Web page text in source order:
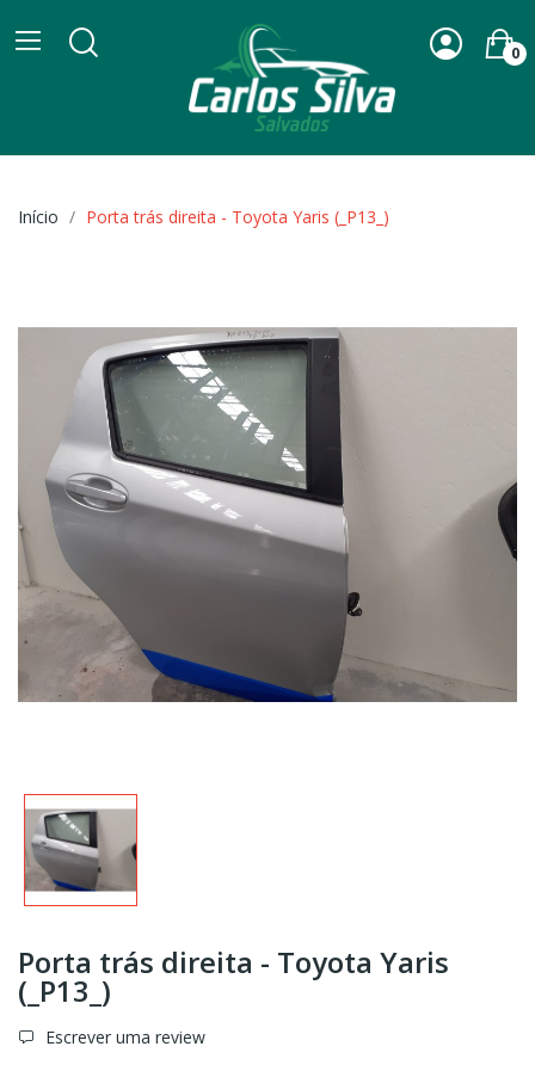
0
Início Porta trás direita - Toyota Yaris (_P13_)
Porta trás direita - Toyota Yaris
(_P13_)
Escrever uma review